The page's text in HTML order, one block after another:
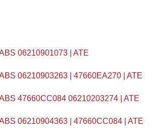
06210901073 | ATE
06210903263 | 47660EA270 | ATE
47660CC084 06210203274 | ATE
06210904363 | 47660CC084 | ATE